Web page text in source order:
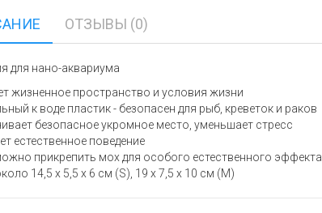
ОТЗЫВЫ (0)
для нано-аквариума
жизненное пространство и условия жизни
к воде пластик - безопасен для рыб, креветок и раков
безопасное укромное место, уменьшает стресс
естественное поведение
прикрепить мох для особого естественного эффекта
14,5 х 5,5 х 6 см (S), 19 х 7,5 х 10 см (M)